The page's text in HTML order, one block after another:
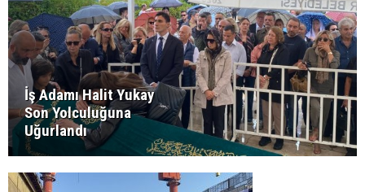
İş Adamı Halit Yukay
Son Yolculuğuna
Uğurlandı